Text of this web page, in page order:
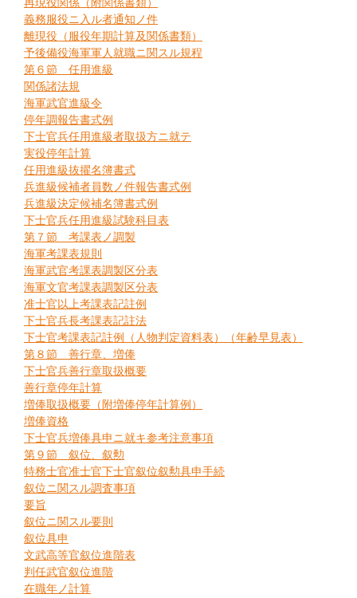
義務服役ニ入ル者通知ノ件
離現役（服役年期計算及関係書類）
予後備役海軍軍人就職ニ関スル規程
第６節 任用進級
関係諸法規
海軍武官進級令
停年調報告書式例
下士官兵任用進級者取扱方ニ就テ
実役停年計算
任用進級抜擢名簿書式
兵進級候補者員数ノ件報告書式例
兵進級決定候補名簿書式例
下士官兵任用進級試験科目表
第７節 考課表ノ調製
海軍考課表規則
海軍武官考課表調製区分表
海軍文官考課表調製区分表
准士官以上考課表記註例
下士官兵長考課表記註法
下士官考課表記註例（人物判定資料表）（年齢早見表）
第８節 善行章、増俸
下士官兵善行章取扱概要
善行章停年計算
増俸取扱概要（附増俸停年計算例）
増俸資格
下士官兵増俸具申ニ就キ参考注意事項
第９節 叙位、叙勲
特務士官准士官下士官叙位叙勲具申手続
叙位ニ関スル調査事項
要旨
叙位ニ関スル要則
叙位具申
文武高等官叙位進階表
判任武官叙位進階
在職年ノ計算